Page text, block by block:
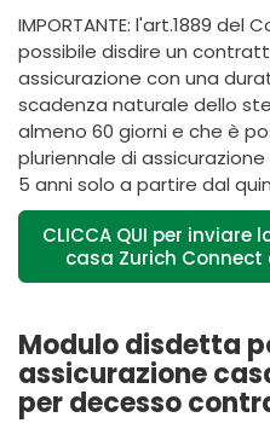
IMPORTANTE: l'art.1889
possibile disdire un
assicurazione con una
scadenza naturale dello
almeno 60 giorni e che è
pluriennale di
5 anni solo a partire dal
CLICCA QUI per
casa Zurich
Modulo disdetta
assicurazione
per decesso